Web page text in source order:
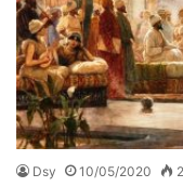
Dsy 10/05/2020